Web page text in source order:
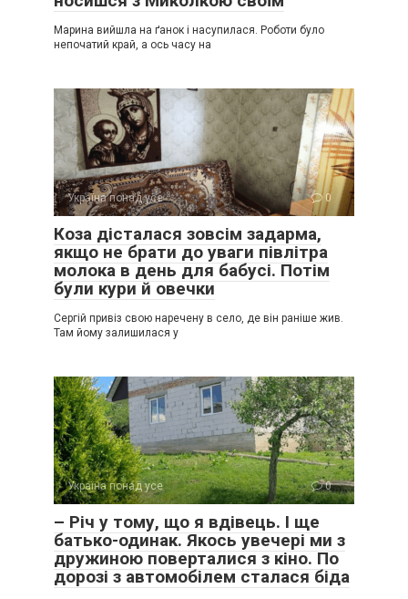
Марина вийшла на ґанок і насупилася. Роботи було
непочатий край, а ось часу на
Україна понад усе 0
Коза дісталася зовсім задарма,
якщо не брати до уваги півлітра
молока в день для бабусі. Потім
були кури й овечки
Сергій привіз свою наречену в село, де він раніше жив.
Там йому залишилася у
Україна понад усе 0
– Річ у тому, що я вдівець. І ще
батько-одинак. Якось увечері ми з
дружиною поверталися з кіно. По
дорозі з автомобілем сталася біда